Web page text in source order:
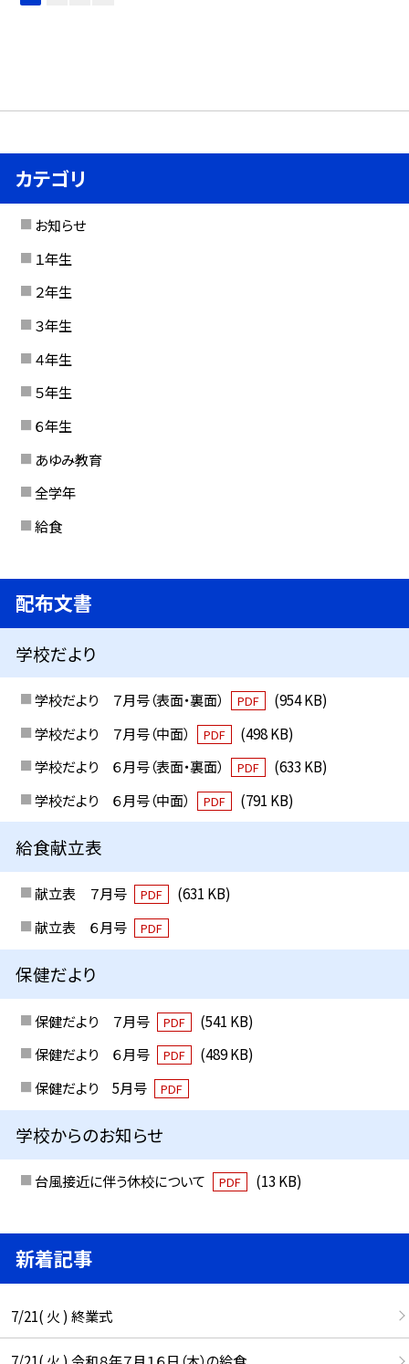
カテゴリ
お知らせ
１年生
２年生
３年生
４年生
５年生
６年生
あゆみ教育
全学年
給食
配布文書
学校だより
学校だより ７月号（表面・裏面） PDF
(954 KB)
学校だより ７月号（中面）
PDF
(498 KB)
学校だより ６月号（表面・裏面）
PDF
(633 KB)
学校だより ６月号（中面）
PDF (791 KB)
給食献立表
献立表 ７月号 PDF
(631 KB)
献立表 ６月号
PDF
保健だより
保健だより ７月号 PDF
(541 KB)
保健だより ６月号
PDF
(489 KB)
保健だより 5月号
PDF
学校からのお知らせ
台風接近に伴う休校について PDF (13 KB)
新着記事
7/21( 火 ) 終業式